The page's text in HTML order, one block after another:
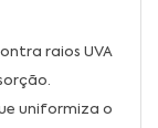
raios UVA
uniformiza o